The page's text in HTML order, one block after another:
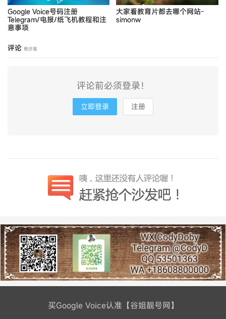
Google Voice号码注册
Telegram/电报/纸飞机教程和注
意事项
大家看教育片都去哪个网站-
simonw
评论 抢沙发
评论前必须登录！
立即登录 注册
买Google Voice认准【谷姐靓号网】